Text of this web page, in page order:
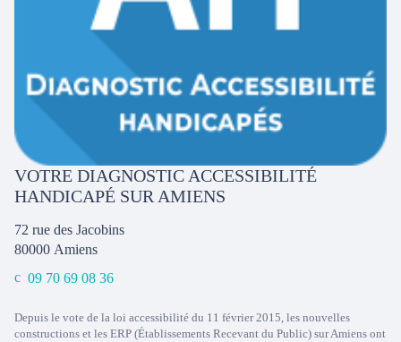
VOTRE DIAGNOSTIC ACCESSIBILITÉ
HANDICAPÉ SUR AMIENS
72 rue des Jacobins
80000 Amiens
09 70 69 08 36
Depuis le vote de la loi accessibilité du 11 février 2015, les nouvelles
constructions et les ERP (Établissements Recevant du Public) sur Amiens ont